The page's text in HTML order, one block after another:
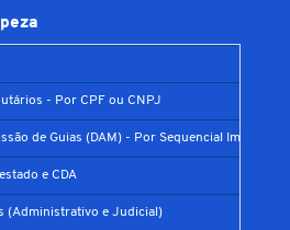
- Por CPF ou CNPJ
de Guias (DAM) - Por Sequencial Imobiliário
e CDA
(Administrativo e Judicial)